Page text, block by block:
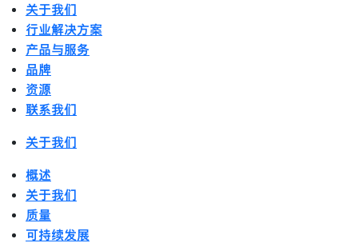
关于我们
行业解决方案
产品与服务
品牌
资源
联系我们
关于我们
概述
关于我们
质量
可持续发展